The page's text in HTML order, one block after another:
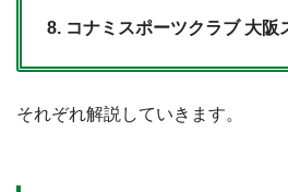
コナミスポーツクラブ 大阪
それぞれ解説していきます。